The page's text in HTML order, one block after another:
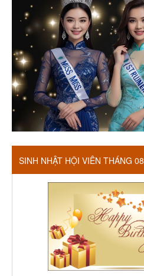
SINH NHẬT HỘI VIÊN THÁNG 08